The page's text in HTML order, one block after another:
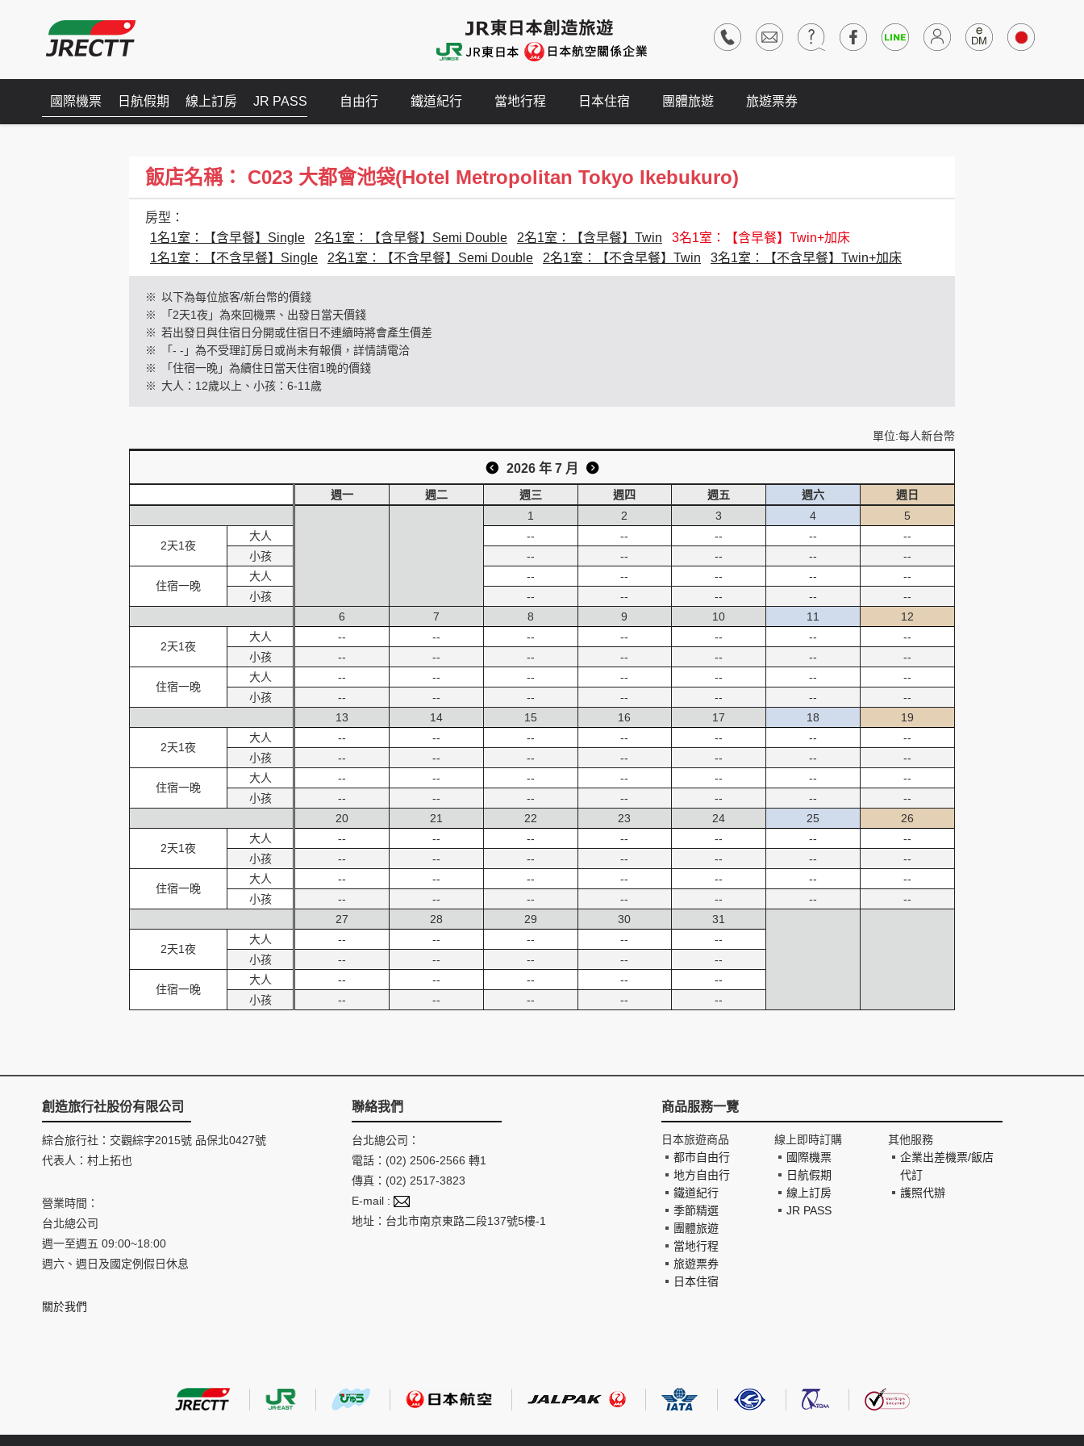
國際機票 日航假期 線上訂房 JR PASS 自由行 鐵道紀行 當地行程 日本住宿 團體旅遊 旅遊票券
飯店名稱： C023 大都會池袋(Hotel Metropolitan Tokyo Ikebukuro)
房型：
1名1室：【含早餐】Single
2名1室：【含早餐】Semi Double 2名1室：【含早餐】Twin
3名1室：【含早餐】Twin+加床
1名1室：【不含早餐】Single
2名1室：【不含早餐】Semi Double 2名1室：【不含早餐】Twin 3名1室：【不含早餐】Twin+加床
※ 以下為每位旅客/新台幣的價錢
※
「2天1夜」為來回機票、出發日當天價錢
※ 若出發日與住宿日分開或住宿日不連續時將會產生價差
※
「- -」為不受理訂房日或尚未有報價，詳情請電洽
※
「住宿一晚」為續住日當天住宿1晚的價錢
※ 大人：12歲以上、小孩：6-11歲
單位:每人新台幣
2026 年 7 月
2天1夜
大人
小孩
住宿一晚
大人
小孩
2天1夜
大人
小孩
住宿一晚
大人
小孩
2天1夜
大人
小孩
住宿一晚
大人
小孩
2天1夜
大人
小孩
住宿一晚
大人
小孩
2天1夜
大人
小孩
住宿一晚
大人
小孩
週一 週二 週三 週四 週五 週六
週日
1
--
--
--
--
2
--
--
--
--
3
--
--
--
--
4
--
--
--
--
5
--
--
--
--
6
--
--
--
--
7
--
--
--
--
8
--
--
--
--
9
--
--
--
--
10
--
--
--
--
11
--
--
--
--
12
--
--
--
--
13
--
--
--
--
14
--
--
--
--
15
--
--
--
--
16
--
--
--
--
17
--
--
--
--
18
--
--
--
--
19
--
--
--
--
20
--
--
--
--
21
--
--
--
--
22
--
--
--
--
23
--
--
--
--
24
--
--
--
--
25
--
--
--
--
26
--
--
--
--
27
--
--
--
--
28
--
--
--
--
29
--
--
--
--
30
--
--
--
--
31
--
--
--
--
創造旅行社股份有限公司
綜合旅行社：交觀綜字2015號 品保北0427號
代表人：村上拓也
營業時間：
台北總公司
週一至週五 09:00~18:00
週六、週日及國定例假日休息
關於我們
聯絡我們
台北總公司：
電話：(02) 2506-2566 轉1
傳真：(02) 2517-3823
E-mail :
地址：台北市南京東路二段137號5樓-1
商品服務一覽
日本旅遊商品
都市自由行
地方自由行
鐵道紀行
季節精選
團體旅遊
當地行程
旅遊票券
日本住宿
線上即時訂購
國際機票
日航假期
線上訂房
JR PASS
其他服務
企業出差機票/飯店
代訂
護照代辦